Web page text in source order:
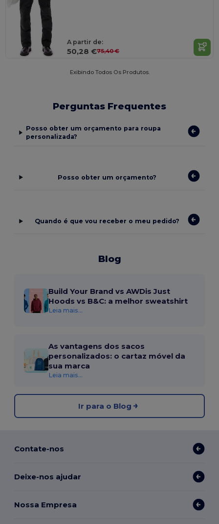
A partir de:
50,28 €75,40 €
Exibindo Todos Os Produtos.
Perguntas Frequentes
Posso obter um orçamento para roupa
personalizada?
Posso obter um orçamento?
Quando é que vou receber o meu pedido?
Blog
Build Your Brand vs AWDis Just
Hoods vs B&C: a melhor sweatshirt
Leia mais...
As vantagens dos sacos
personalizados: o cartaz móvel da
sua marca
Leia mais...
Ir para o Blog
Contate-nos
Deixe-nos ajudar
Nossa Empresa